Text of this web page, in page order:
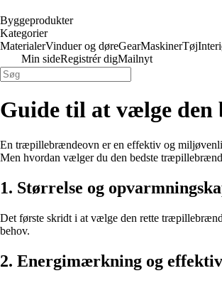
Byggeprodukter
Kategorier
MaterialerVinduer og døreGearMaskinerTøj
Min sideRegistrér digMailnyt
Guide til at vælge
En træpillebrændeovn er en effektiv og
Men hvordan vælger du den bedste
1. Størrelse og
Det første skridt i at vælge den rette
behov.
2. Energimærkning og